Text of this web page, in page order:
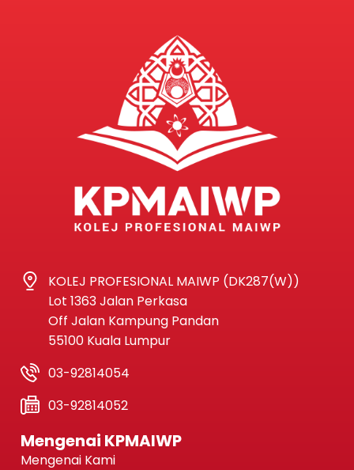
KOLEJ PROFESIONAL MAIWP (DK287(W))
Lot 1363 Jalan Perkasa
Off Jalan Kampung Pandan
55100 Kuala Lumpur
03-92814054
03-92814052
Mengenai KPMAIWP
Mengenai Kami